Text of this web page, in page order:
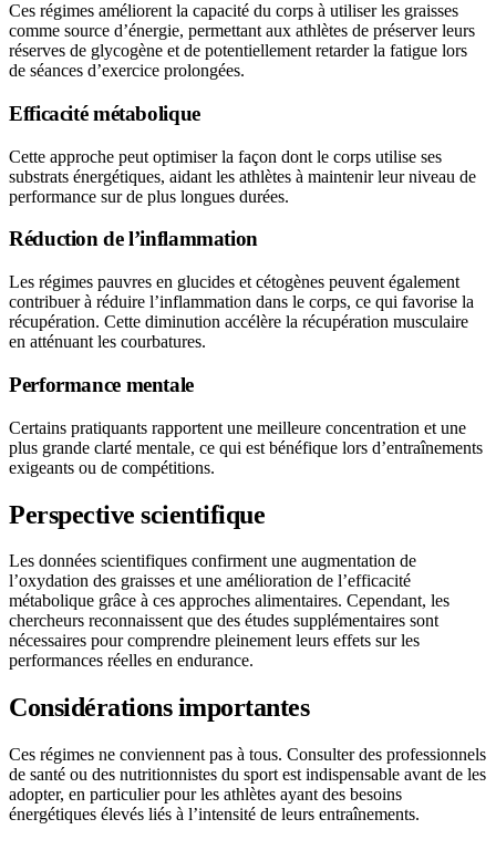
Ces régimes améliorent la capacité du corps à utiliser les graisses
comme source d’énergie, permettant aux athlètes de préserver leurs
réserves de glycogène et de potentiellement retarder la fatigue lors
de séances d’exercice prolongées.
Efficacité métabolique
Cette approche peut optimiser la façon dont le corps utilise ses
substrats énergétiques, aidant les athlètes à maintenir leur niveau de
performance sur de plus longues durées.
Réduction de l’inflammation
Les régimes pauvres en glucides et cétogènes peuvent également
contribuer à réduire l’inflammation dans le corps, ce qui favorise la
récupération. Cette diminution accélère la récupération musculaire
en atténuant les courbatures.
Performance mentale
Certains pratiquants rapportent une meilleure concentration et une
plus grande clarté mentale, ce qui est bénéfique lors d’entraînements
exigeants ou de compétitions.
Perspective scientifique
Les données scientifiques confirment une augmentation de
l’oxydation des graisses et une amélioration de l’efficacité
métabolique grâce à ces approches alimentaires. Cependant, les
chercheurs reconnaissent que des études supplémentaires sont
nécessaires pour comprendre pleinement leurs effets sur les
performances réelles en endurance.
Considérations importantes
Ces régimes ne conviennent pas à tous. Consulter des professionnels
de santé ou des nutritionnistes du sport est indispensable avant de les
adopter, en particulier pour les athlètes ayant des besoins
énergétiques élevés liés à l’intensité de leurs entraînements.